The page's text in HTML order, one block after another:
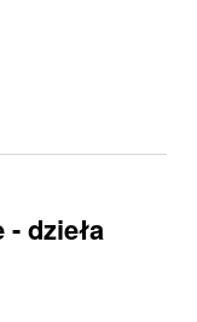
dzieła